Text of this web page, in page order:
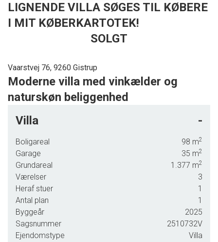
LIGNENDE VILLA SØGES TIL KØBERE
I MIT KØBERKARTOTEK!
SOLGT
Vaarstvej 76, 9260 Gistrup
Moderne villa med vinkælder og
naturskøn beliggenhed
sand perle for dem, der søger komfort og elegance i
imponerende ejendom sig over et enkelt plan med et
boligareal på 98 kvadratmeter. Her får du en indflytningsklar
bolig, hvor hver eneste detalje er gennemtænkt for at
skabe et hjem ud over det sædvanlige.
Når du træder ind i entréen, mødes du af en lys og
imødekommende atmosfære. Det praktiske bryggers gør
hverdagen nemmere med god plads til opbevaring og
vaskefaciliteter. Badeværelset er elegant indrettet med
Villa -
Boligareal 98 m2
Garage 35 m2
Grundareal 1.377 m2
Værelser
3
Heraf stuer
1
Antal plan
1
Byggeår
2025
Sagsnummer
2510732V
Ejendomstype
Villa